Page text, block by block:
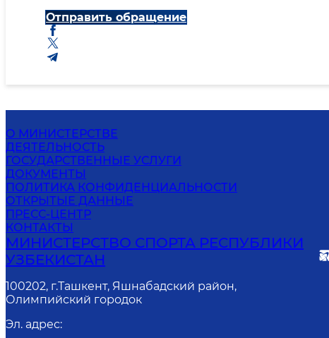
Отправить обращение
О МИНИСТЕРСТВЕ
ДЕЯТЕЛЬНОСТЬ
ГОСУДАРСТВЕННЫЕ УСЛУГИ
ДОКУМЕНТЫ
ПОЛИТИКА КОНФИДЕНЦИАЛЬНОСТИ
ОТКРЫТЫЕ ДАННЫЕ
ПРЕСС-ЦЕНТР
КОНТАКТЫ
МИНИСТЕРСТВО СПОРТА РЕСПУБЛИКИ
УЗБЕКИСТАН
100202, г.Ташкент, Яшнабадский район,
Олимпийский городок
Эл. адрес: